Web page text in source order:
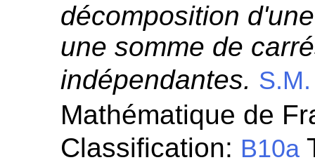
décomposition
une somme de
indépendantes. S.M.
Mathématique de
Classification: B10a